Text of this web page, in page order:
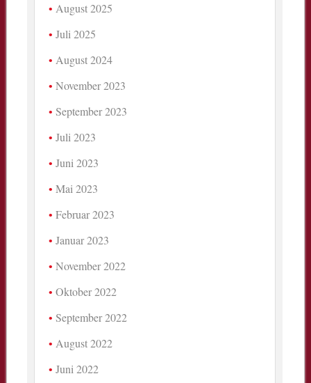
August 2025
Juli 2025
August 2024
November 2023
September 2023
Juli 2023
Juni 2023
Mai 2023
Februar 2023
Januar 2023
November 2022
Oktober 2022
September 2022
August 2022
Juni 2022